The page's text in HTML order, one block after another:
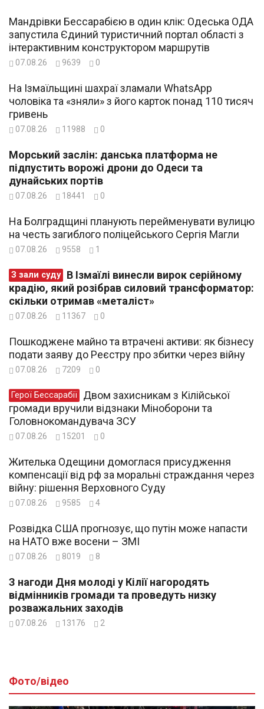
Мандрівки Бессарабією в один клік: Одеська ОДА
запустила Єдиний туристичний портал області з
інтерактивним конструктором маршрутів
07.08.26 9639 0
На Ізмаїльщині шахраї зламали WhatsApp
чоловіка та «зняли» з його карток понад 110 тисяч
гривень
07.08.26 11988 0
Морський заслін: данська платформа не
підпустить ворожі дрони до Одеси та
дунайських портів
07.08.26 18441 0
На Болградщині планують перейменувати вулицю
на честь загиблого поліцейського Сергія Магли
07.08.26 9558 1
З зали суду
крадію, який розібрав силовий трансформатор:
скільки отримав «металіст»
07.08.26 11367 0
Пошкоджене майно та втрачені активи: як бізнесу
подати заяву до Реєстру про збитки через війну
07.08.26 7209 0
Герої Бессарабії
громади вручили відзнаки Міноборони та
Головнокомандувача ЗСУ
07.08.26 15201 0
Жителька Одещини домоглася присудження
компенсації від рф за моральні страждання через
війну: рішення Верховного Суду
07.08.26 9585 4
Розвідка США прогнозує, що путін може напасти
на НАТО вже восени – ЗМІ
07.08.26 8019 8
З нагоди Дня молоді у Кілії нагородять
відмінників громади та проведуть низку
розважальних заходів
07.08.26 13176 2
Фото/відео